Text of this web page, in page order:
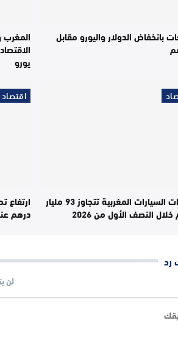
بانخفاض الدولار واليورو مقابل المغرب
يورو
صادرات السيارات المغربية تتجاوز 93 مليار
النصف الأول من 2026
اقتصاد
درهم
رد
لن